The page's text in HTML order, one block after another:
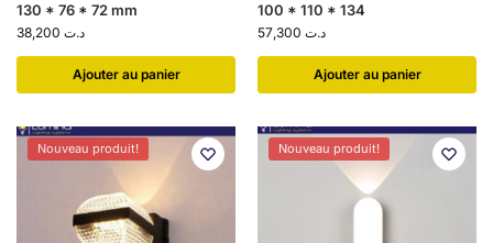
130 * 76 * 72 mm
د.ت
Ajouter au panier
100 * 110 * 134
د.ت
Ajouter au panier
Nouveau produit! Nouveau produit!